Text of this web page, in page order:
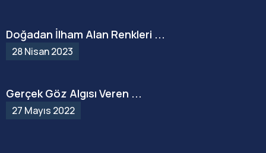
Doğadan İlham Alan Renkleri ...
28 Nisan 2023
Gerçek Göz Algısı Veren ...
27 Mayıs 2022